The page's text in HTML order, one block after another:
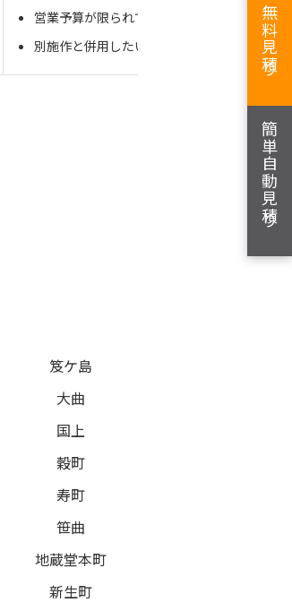
営業予算が限られている
別施作と併用したい
笈ケ島
大曲
国上
穀町
寿町
笹曲
地蔵堂本町
新生町
無料見積り
簡単自動見積り